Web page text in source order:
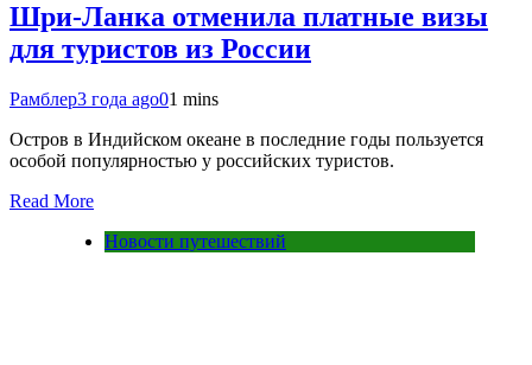
Шри-Ланка отменила платные визы
для туристов из России
Рамблер3 года ago01 mins
Остров в Индийском океане в последние годы пользуется
особой популярностью у российских туристов.
Read More
Новости путешествий